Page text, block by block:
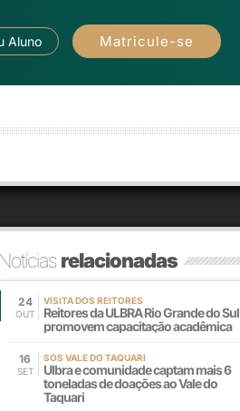
Aluno Matricule-se
Notíciasrelacionadas
24
OUT
VISITA DOS REITORES
Reitores da ULBRA Rio Grande do Sul
promovem capacitação acadêmica
16
SET
SOS VALE DO TAQUARI
Ulbra e comunidade captam mais 6
toneladas de doações ao Vale do
Taquari